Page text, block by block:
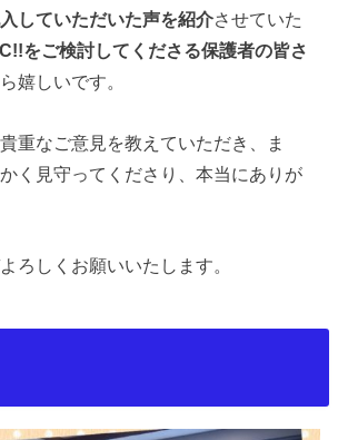
していただいた声を紹介させていた
をご検討してくださる保護者の皆さ
嬉しいです。
重なご意見を教えていただき、ま
く見守ってくださり、本当にありが
ろしくお願いいたします。